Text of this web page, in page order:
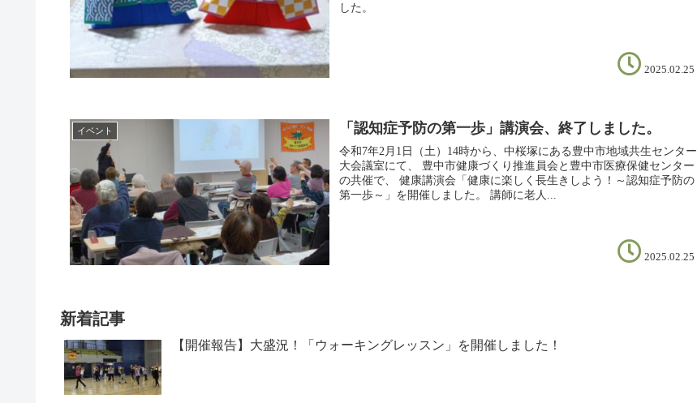
した。
2025.02.25
イベント 「認知症予防の第一歩」講演会、終了しました。
令和7年2月1日（土）14時から、中桜塚にある豊中市地域共生センター
大会議室にて、 豊中市健康づくり推進員会と豊中市医療保健センター
の共催で、 健康講演会「健康に楽しく長生きしよう！～認知症予防の
第一歩～」を開催しました。 講師に老人...
2025.02.25
新着記事
【開催報告】大盛況！「ウォーキングレッスン」を開催しました！